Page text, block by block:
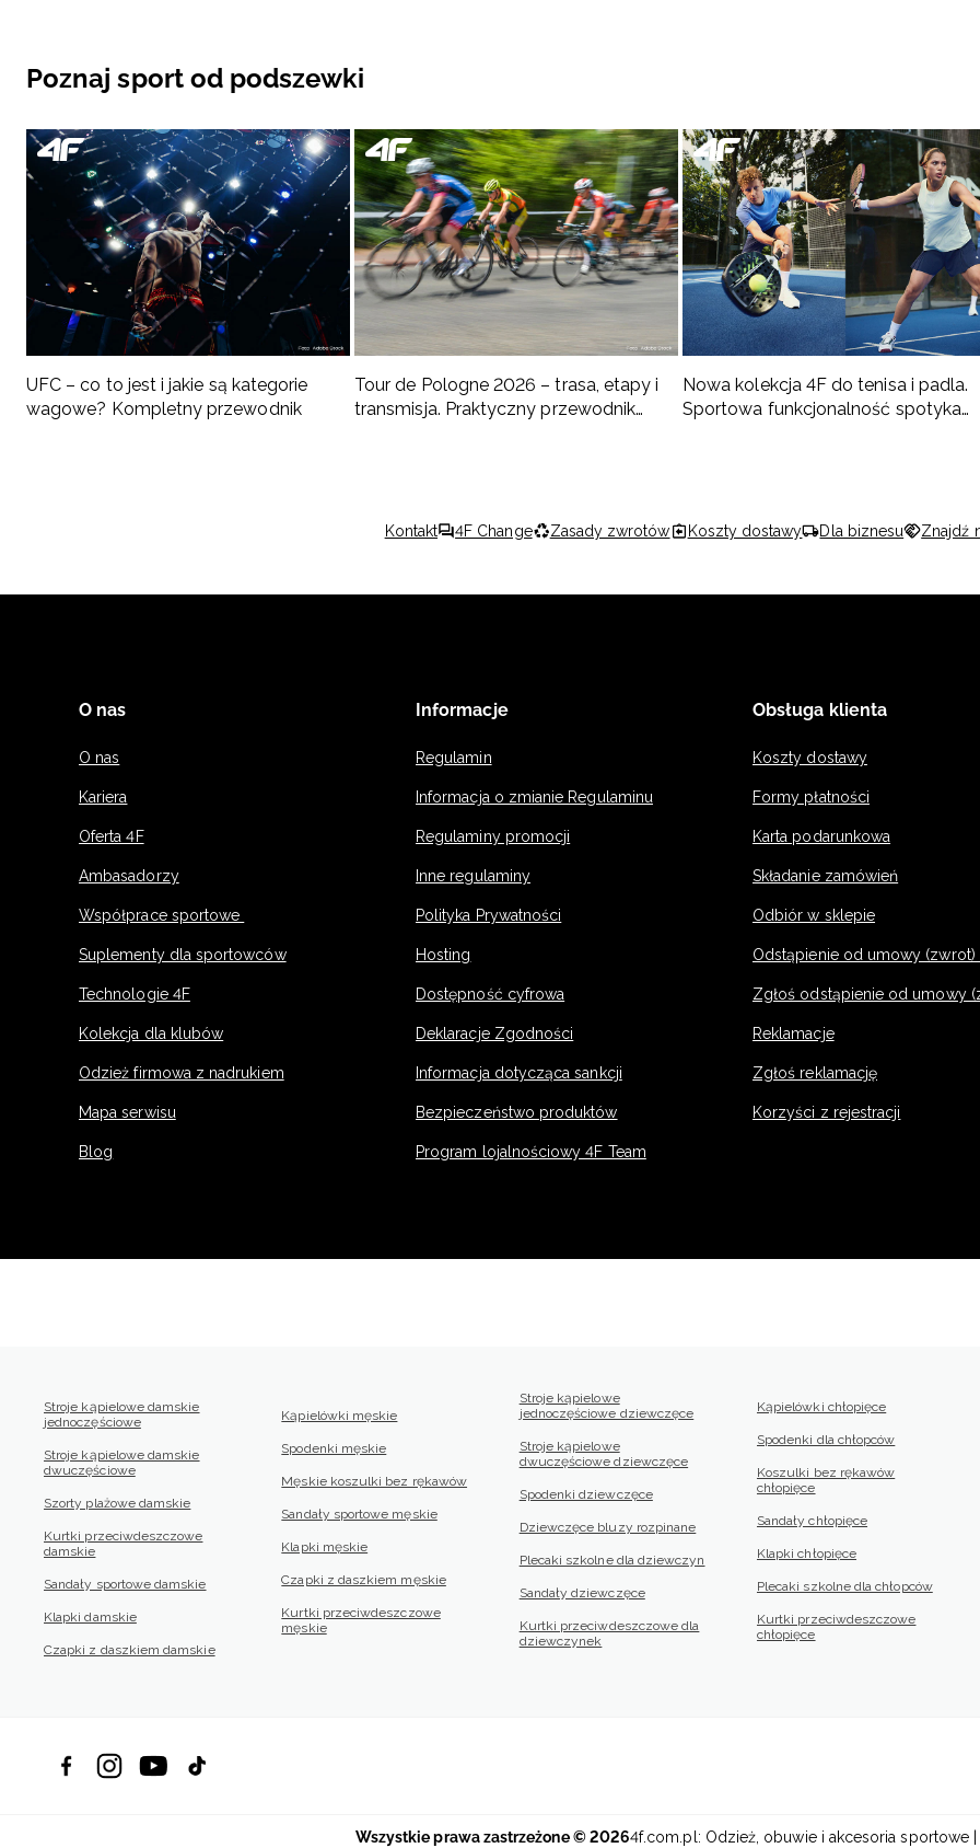
Poznaj sport od podszewki
UFC – co to jest i jakie są kategorie
wagowe? Kompletny przewodnik
Tour de Pologne 2026 – trasa, etapy i
transmisja. Praktyczny przewodnik
Nowa kolekcja 4F do tenisa i padla.
Sportowa funkcjonalność spotyka
Kontakt 4F Change Zasady zwrotów Koszty dostawy Dla biznesu Znajdź
O nas
O nas
Kariera
Oferta 4F
Ambasadorzy
Współprace sportowe
Suplementy dla sportowców
Technologie 4F
Kolekcja dla klubów
Odzież firmowa z nadrukiem
Mapa serwisu
Blog
Informacje
Regulamin
Informacja o zmianie Regulaminu
Regulaminy promocji
Inne regulaminy
Polityka Prywatności
Hosting
Dostępność cyfrowa
Deklaracje Zgodności
Informacja dotycząca sankcji
Bezpieczeństwo produktów
Program lojalnościowy 4F Team
Obsługa klienta
Koszty dostawy
Formy płatności
Karta podarunkowa
Składanie zamówień
Odbiór w sklepie
Odstąpienie od umowy (zwrot)
Zgłoś odstąpienie od umowy
Reklamacje
Zgłoś reklamację
Korzyści z rejestracji
Stroje kąpielowe damskie
jednoczęściowe
Stroje kąpielowe damskie
dwuczęściowe
Szorty plażowe damskie
Kurtki przeciwdeszczowe
damskie
Sandały sportowe damskie
Klapki damskie
Czapki z daszkiem damskie
Kąpielówki męskie
Spodenki męskie
Męskie koszulki bez rękawów
Sandały sportowe męskie
Klapki męskie
Czapki z daszkiem męskie
Kurtki przeciwdeszczowe
męskie
Stroje kąpielowe
jednoczęściowe dziewczęce
Stroje kąpielowe
dwuczęściowe dziewczęce
Spodenki dziewczęce
Dziewczęce bluzy rozpinane
Plecaki szkolne dla dziewczyn
Sandały dziewczęce
Kurtki przeciwdeszczowe dla
dziewczynek
Kąpielówki chłopięce
Spodenki dla chłopców
Koszulki bez rękawów
chłopięce
Sandały chłopięce
Klapki chłopięce
Plecaki szkolne dla chłopców
Kurtki przeciwdeszczowe
chłopięce
Wszystkie prawa zastrzeżone © 20264f.com.pl: Odzież, obuwie i akcesoria sportowe